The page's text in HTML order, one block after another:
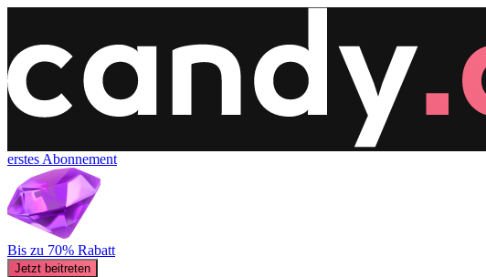
erstes Abonnement
Bis zu 70% Rabatt
Jetzt beitreten